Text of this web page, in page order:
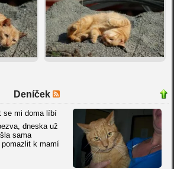
Deníček
se mi doma líbí
dneska už
sama
k mamí